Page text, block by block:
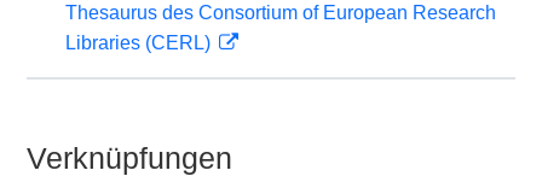
Thesaurus des Consortium of European Research
Libraries (CERL)
Verknüpfungen